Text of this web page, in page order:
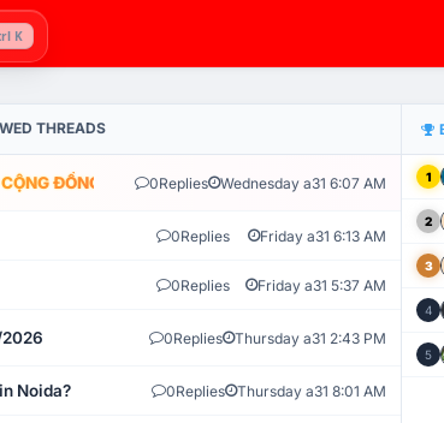
K
THREADS
ĐỒNG VLIKE.VN: HỆ THỐNG GIÁM SÁT TỰ
0Replies Wednesday a31 6:07 AM
0Replies Friday a31 6:13 AM
0Replies Friday a31 5:37 AM
0Replies Thursday a31 2:43 PM
Noida? 0Replies Thursday a31 8:01 AM
1
2
3
4
5